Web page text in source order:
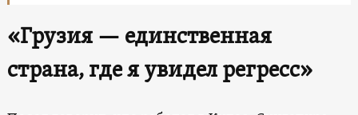
«Грузия — единственная
страна, где я увидел регресс»